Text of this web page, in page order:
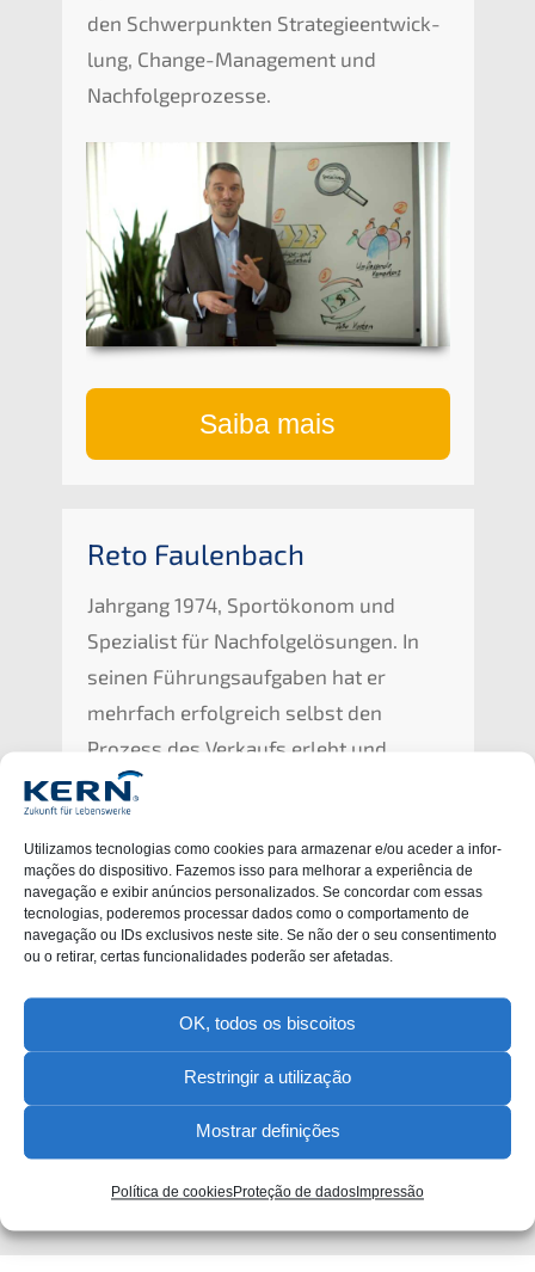
Utiliz­a­mos tecno­lo­gi­as como cookies para armaze­nar e/ou aceder a infor­
ma­ções do dispo­si­tivo. Fazemos isso para melhorar a experiên­cia de
navega­ção e exibir anúnci­os perso­na­liz­ados. Se concordar com essas
tecno­lo­gi­as, podere­mos proces­sar dados como o compor­ta­men­to de
navega­ção ou IDs exclu­si­v­os neste site. Se não der o seu consen­ti­men­to
ou o retirar, certas funcio­nal­ida­des poderão ser afetadas.
OK, todos os biscoitos
Restringir a utilização
Mostrar definições
Política de cookiesProteção de dados Impressão
den Schwer­punk­ten Strate­gie­ent­wick­
lung, Change-Manage­ment und
Nachfolgeprozesse.
Saiba mais
Reto Faulen­bach
Jahrgang 1974, Sportöko­nom und
Spezia­list für Nachfol­ge­lö­sun­gen. In
seinen Führungs­auf­ga­ben hat er
mehrfach erfolg­reich selbst den
Prozess des Verkaufs erlebt und
gestaltet.
Saiba mais